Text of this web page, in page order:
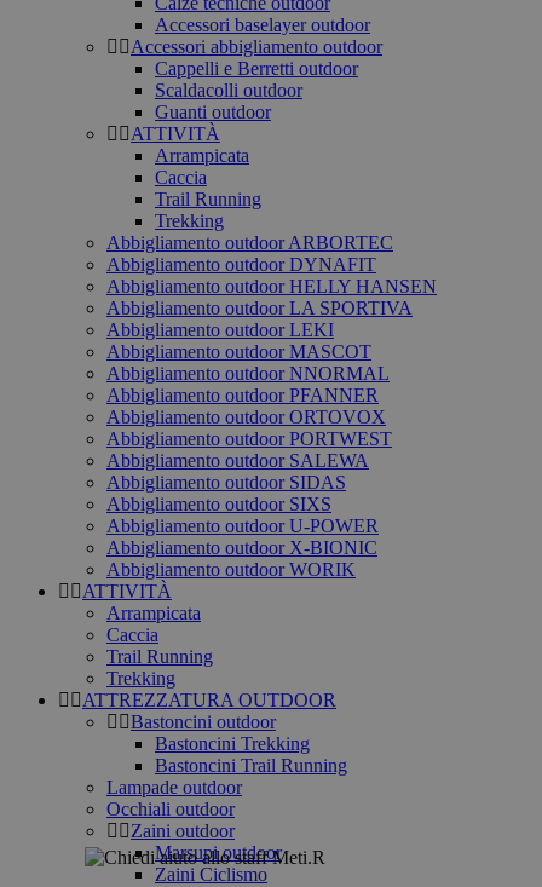
Accessori baselayer outdoor
Accessori abbigliamento outdoor
Cappelli e Berretti outdoor
Scaldacolli outdoor
Guanti outdoor
ATTIVITÀ
Arrampicata
Caccia
Trail Running
Trekking
Abbigliamento outdoor ARBORTEC
Abbigliamento outdoor DYNAFIT
Abbigliamento outdoor HELLY HANSEN
Abbigliamento outdoor LA SPORTIVA
Abbigliamento outdoor LEKI
Abbigliamento outdoor MASCOT
Abbigliamento outdoor NNORMAL
Abbigliamento outdoor PFANNER
Abbigliamento outdoor ORTOVOX
Abbigliamento outdoor PORTWEST
Abbigliamento outdoor SALEWA
Abbigliamento outdoor SIDAS
Abbigliamento outdoor SIXS
Abbigliamento outdoor U-POWER
Abbigliamento outdoor X-BIONIC
Abbigliamento outdoor WORIK
ATTIVITÀ
Arrampicata
Caccia
Trail Running
Trekking
ATTREZZATURA OUTDOOR
Bastoncini outdoor
Bastoncini Trekking
Bastoncini Trail Running
Lampade outdoor
Occhiali outdoor
Zaini outdoor
Marsupi outdoor
Zaini Ciclismo